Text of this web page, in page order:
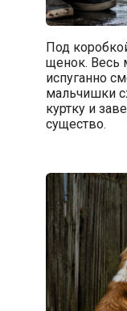
Под
щенок. Весь
испуганно
мальчишки
куртку и
существо.